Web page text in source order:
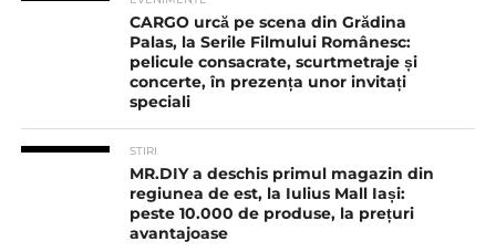
CARGO urcă pe scena din Grădina
Palas, la Serile Filmului Românesc:
pelicule consacrate, scurtmetraje și
concerte, în prezența unor invitați
speciali
STIRI
MR.DIY a deschis primul magazin din
regiunea de est, la Iulius Mall Iași:
peste 10.000 de produse, la prețuri
avantajoase